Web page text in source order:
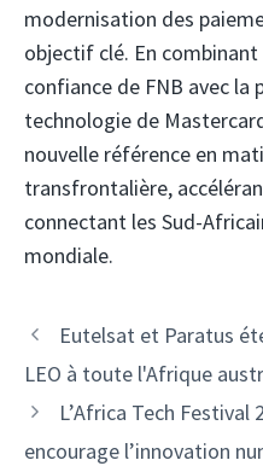
modernisation des
objectif clé. En
confiance de FNB avec
technologie de
nouvelle référence en
transfrontalière,
connectant les Sud-
mondiale.
Navigation
des
Eutelsat et Paratus
LEO à toute l'Afrique
L’Africa Tech Festival
encourage l’innovation